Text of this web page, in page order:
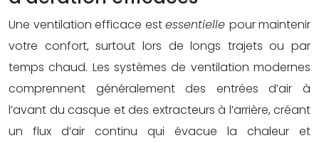
Une ventilation efficace estessentielle pour maintenir
votre confort, surtout lors de longs trajets ou par
temps chaud. Les systèmes de ventilation modernes
comprennent généralement des entrées d’air à
l’avant du casque et des extracteurs à l’arrière, créant
un flux d’air continu qui évacue la chaleur et